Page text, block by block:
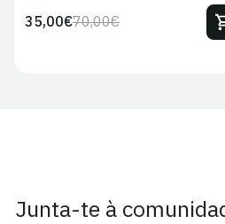
Preço
70,00€Preço
35,00€
Junta-te à